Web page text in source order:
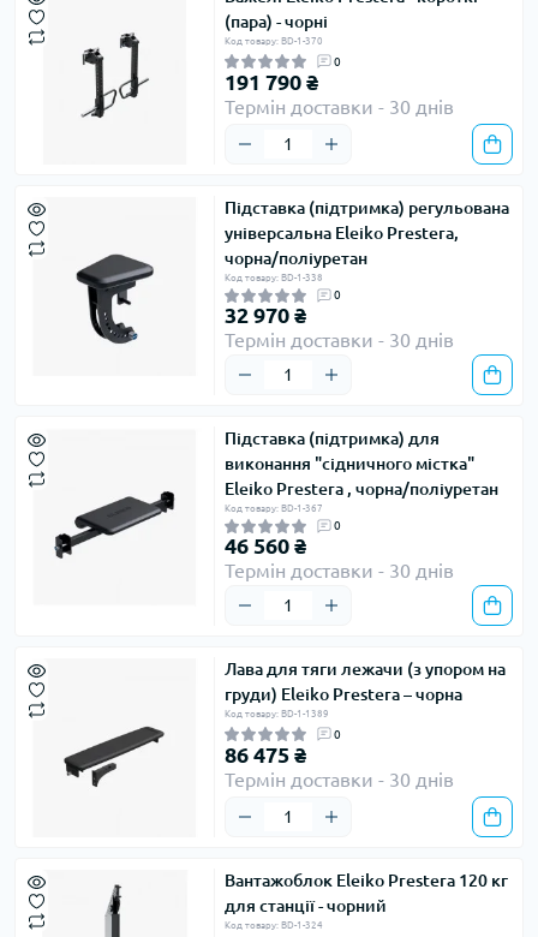
(пара) - чорні
Код товару: BD-1-370
0
191 790 ₴
Термін доставки - 30 днів
Підставка (підтримка) регульована
універсальна Eleiko Prestera,
чорна/поліуретан
Код товару: BD-1-338
0
32 970 ₴
Термін доставки - 30 днів
Підставка (підтримка) для
виконання "сідничного містка"
Eleiko Prestera , чорна/поліуретан
Код товару: BD-1-367
0
46 560 ₴
Термін доставки - 30 днів
Лава для тяги лежачи (з упором на
груди) Eleiko Prestera – чорна
Код товару: BD-1-1389
0
86 475 ₴
Термін доставки - 30 днів
Вантажоблок Eleiko Prestera 120 кг
для станції - чорний
Код товару: BD-1-324